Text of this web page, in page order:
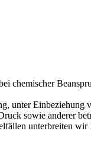
chemischer
unter
sowie anderer
unterbreiten wir